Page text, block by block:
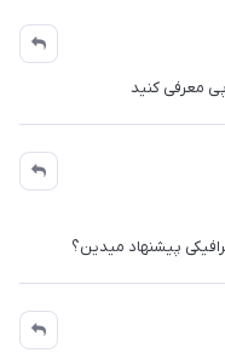
معرفی کنید